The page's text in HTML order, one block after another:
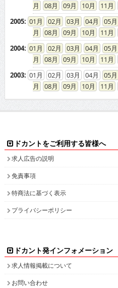
08
09 10 11
2005: 01 02 03 04 05
08
09 10 11
2004: 01 02 03 04 05
08
09 10 11
2003: 01 02 03 04 05
08
09 10 11
ドカントをご利用する皆様へ
求人広告の説明
免責事項
特商法に基づく表示
プライバシーポリシー
ドカント発インフォメーション
求人情報掲載について
お問い合わせ